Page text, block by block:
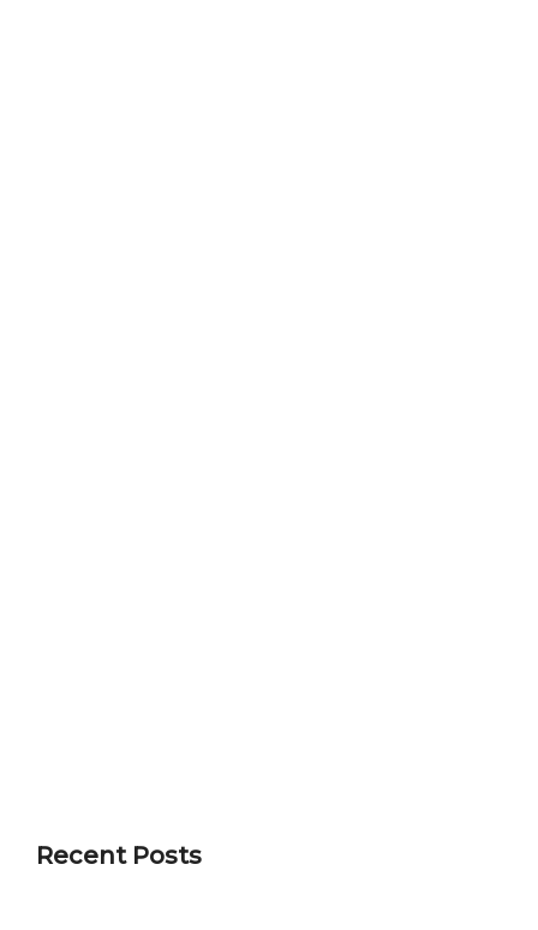
Recent Posts